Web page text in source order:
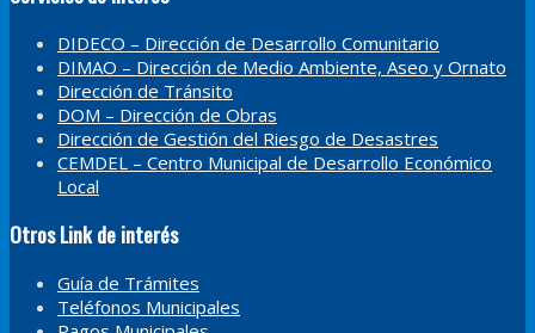
DIDECO – Dirección de Desarrollo Comunitario
DIMAO – Dirección de Medio Ambiente, Aseo y Ornato
Dirección de Tránsito
DOM – Dirección de Obras
Dirección de Gestión del Riesgo de Desastres
CEMDEL – Centro Municipal de Desarrollo Económico
Local
Otros Link de interés
Guía de Trámites
Teléfonos Municipales